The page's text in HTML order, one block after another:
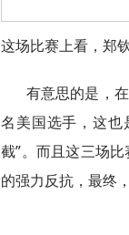
这场比赛上看，郑
有意思的是，
名美国选手，这
截”。而且这三场
的强力反抗，最终